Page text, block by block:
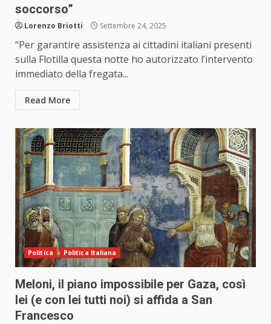
soccorso”
Lorenzo Briotti Settembre 24, 2025
“Per garantire assistenza ai cittadini italiani presenti
sulla Flotilla questa notte ho autorizzato l’intervento
immediato della fregata...
Read More
Politica Politica Italiana
Meloni, il piano impossibile per Gaza, così
lei (e con lei tutti noi) si affida a San
Francesco